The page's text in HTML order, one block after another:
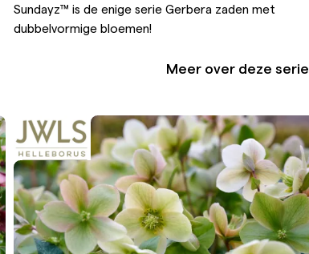
Sundayz™ is de enige serie Gerbera zaden met
dubbelvormige bloemen!
Meer over deze serie